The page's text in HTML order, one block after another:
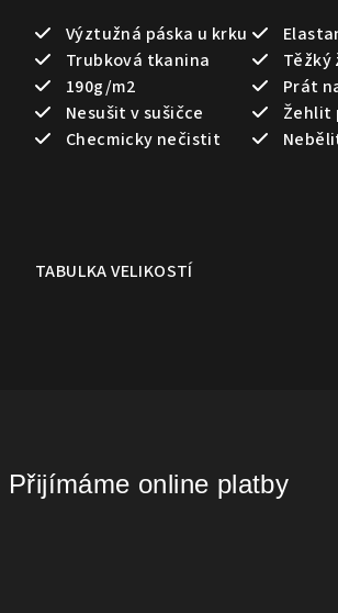
Výztužná páska u krku
Trubková tkanina
Těžký
190g/m2
Prát
Nesušit v sušičce
Žehlit
Checmicky nečistit
TABULKA VELIKOSTÍ
Přijímáme online platby